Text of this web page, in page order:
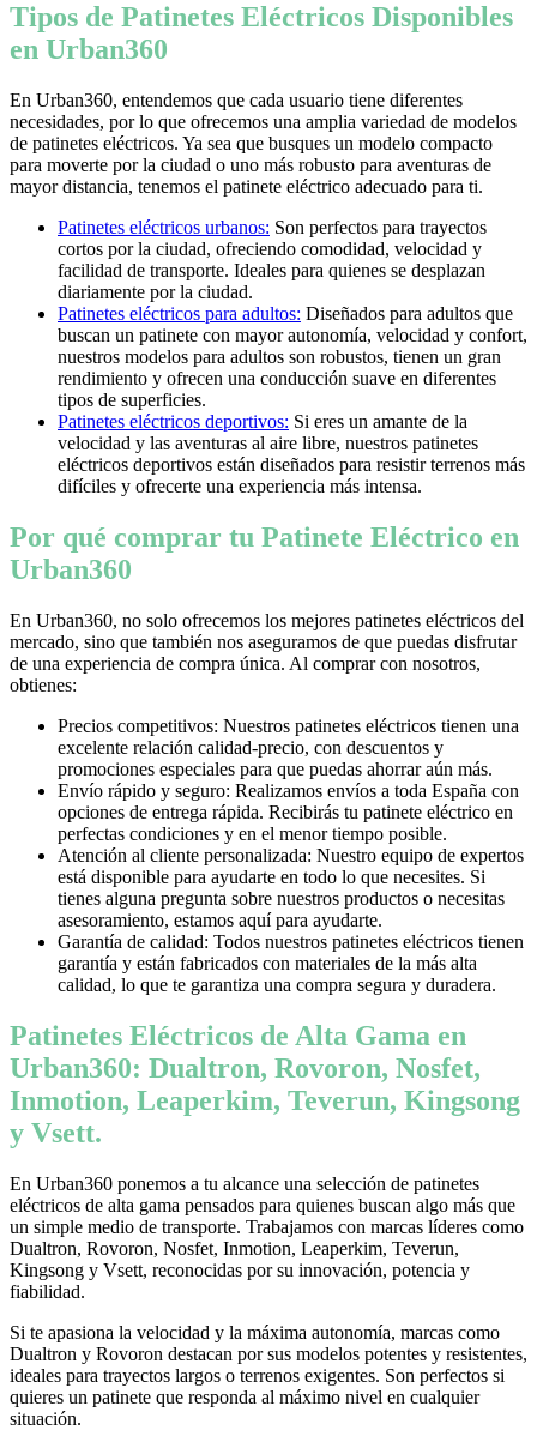
Tipos de Patinetes Eléctricos Disponibles
en Urban360
En Urban360, entendemos que cada usuario tiene diferentes
necesidades, por lo que ofrecemos una amplia variedad de modelos
de patinetes eléctricos. Ya sea que busques un modelo compacto
para moverte por la ciudad o uno más robusto para aventuras de
mayor distancia, tenemos el patinete eléctrico adecuado para ti.
Patinetes eléctricos urbanos: Son perfectos para trayectos
cortos por la ciudad, ofreciendo comodidad, velocidad y
facilidad de transporte. Ideales para quienes se desplazan
diariamente por la ciudad.
Patinetes eléctricos para adultos: Diseñados para adultos que
buscan un patinete con mayor autonomía, velocidad y confort,
nuestros modelos para adultos son robustos, tienen un gran
rendimiento y ofrecen una conducción suave en diferentes
tipos de superficies.
Patinetes eléctricos deportivos: Si eres un amante de la
velocidad y las aventuras al aire libre, nuestros patinetes
eléctricos deportivos están diseñados para resistir terrenos más
difíciles y ofrecerte una experiencia más intensa.
Por qué comprar tu Patinete Eléctrico en
Urban360
En Urban360, no solo ofrecemos los mejores patinetes eléctricos del
mercado, sino que también nos aseguramos de que puedas disfrutar
de una experiencia de compra única. Al comprar con nosotros,
obtienes:
Precios competitivos: Nuestros patinetes eléctricos tienen una
excelente relación calidad-precio, con descuentos y
promociones especiales para que puedas ahorrar aún más.
Envío rápido y seguro: Realizamos envíos a toda España con
opciones de entrega rápida. Recibirás tu patinete eléctrico en
perfectas condiciones y en el menor tiempo posible.
Atención al cliente personalizada: Nuestro equipo de expertos
está disponible para ayudarte en todo lo que necesites. Si
tienes alguna pregunta sobre nuestros productos o necesitas
asesoramiento, estamos aquí para ayudarte.
Garantía de calidad: Todos nuestros patinetes eléctricos tienen
garantía y están fabricados con materiales de la más alta
calidad, lo que te garantiza una compra segura y duradera.
Patinetes Eléctricos de Alta Gama en
Urban360: Dualtron, Rovoron, Nosfet,
Inmotion, Leaperkim, Teverun, Kingsong
y Vsett.
En Urban360 ponemos a tu alcance una selección de patinetes
eléctricos de alta gama pensados para quienes buscan algo más que
un simple medio de transporte. Trabajamos con marcas líderes como
Dualtron, Rovoron, Nosfet, Inmotion, Leaperkim, Teverun,
Kingsong y Vsett, reconocidas por su innovación, potencia y
fiabilidad.
Si te apasiona la velocidad y la máxima autonomía, marcas como
Dualtron y Rovoron destacan por sus modelos potentes y resistentes,
ideales para trayectos largos o terrenos exigentes. Son perfectos si
quieres un patinete que responda al máximo nivel en cualquier
situación.